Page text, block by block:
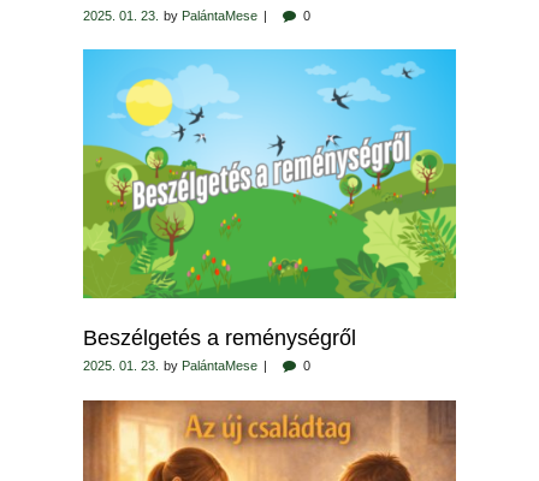
2025. 01. 23. by PalántaMese 0
Beszélgetés a reménységről
2025. 01. 23. by PalántaMese 0